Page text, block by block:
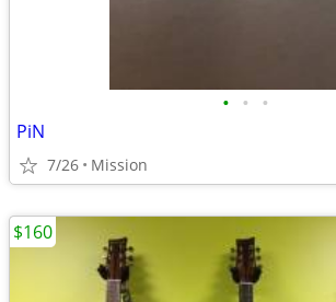
• • •
PiN
7/26 Mission
$160